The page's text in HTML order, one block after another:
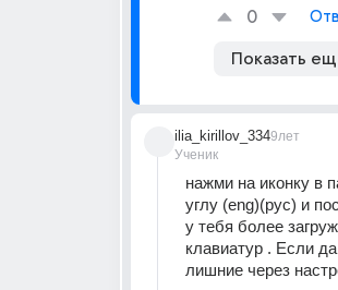
0
Показать
ilia_kirillov_334
Ученик
9лет
нажми на иконку в
углу (eng)(рус) и
у тебя более
клавиатур . Если
лишние через